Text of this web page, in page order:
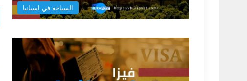
السياحة في اسبانيا